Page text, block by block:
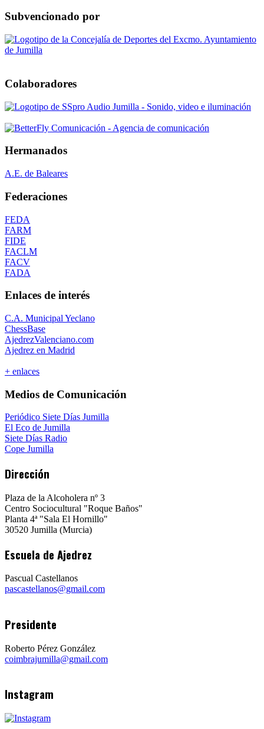
Subvencionado por
Colaboradores
Hermanados
A.E. de Baleares
Federaciones
FEDA
FARM
FIDE
FACLM
FACV
FADA
Enlaces de interés
C.A. Municipal Yeclano
ChessBase
AjedrezValenciano.com
Ajedrez en Madrid
+ enlaces
Medios de Comunicación
Periódico Siete Días Jumilla
El Eco de Jumilla
Siete Días Radio
Cope Jumilla
Dirección
Plaza de la Alcoholera nº 3
Centro Sociocultural "Roque Baños"
Planta 4ª "Sala El Hornillo"
30520 Jumilla (Murcia)
Escuela de Ajedrez
Pascual Castellanos
pascastellanos@gmail.com
Presidente
Roberto Pérez González
coimbrajumilla@gmail.com
Instagram